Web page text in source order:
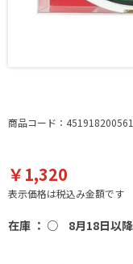
商品コード：
￥1,320
表示価格は税込み金額です
在庫 ： ○ 8月18日以